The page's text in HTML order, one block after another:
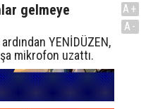
gelmeye
YENİDÜZEN,
mikrofon uzattı.
A+
A-